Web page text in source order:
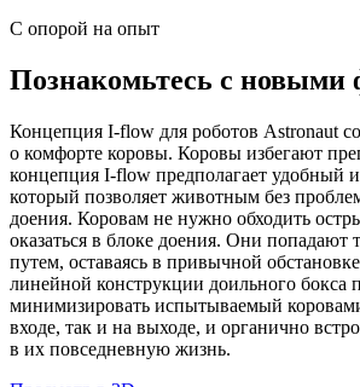
С опорой на опыт
Познакомьтесь с
Концепция I-flow для роботов Astronaut
о комфорте коровы. Коровы избегают
концепция I-flow предполагает удобный
который позволяет животным без
доения. Коровам не нужно обходить
оказаться в блоке доения. Они попадают
путем, оставаясь в привычной
линейной конструкции доильного бокса
минимизировать испытываемый
входе, так и на выходе, и органично
в их повседневную жизнь.